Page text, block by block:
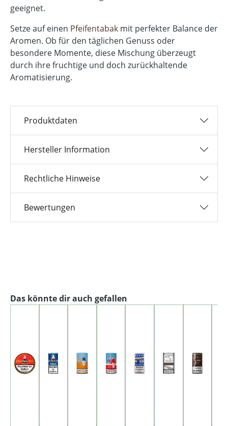
geeignet.
Setze auf einen Pfeifentabak mit perfekter Balance der
Aromen. Ob für den täglichen Genuss oder
besondere Momente, diese Mischung überzeugt
durch ihre fruchtige und doch zurückhaltende
Aromatisierung.
Produktdaten
Hersteller Information
Rechtliche Hinweise
Bewertungen
Produktgalerie überspringen
Das könnte dir auch gefallen